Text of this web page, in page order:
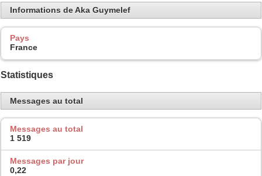
Informations de Aka Guymelef
Pays
France
Statistiques
Messages au total
Messages au total
1 519
Messages par jour
0,22